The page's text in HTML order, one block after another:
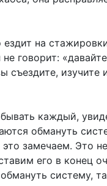
на
говорит:
съездите, изучите
каждый,
обмануть
замечаем. Это
его в конец
систему,